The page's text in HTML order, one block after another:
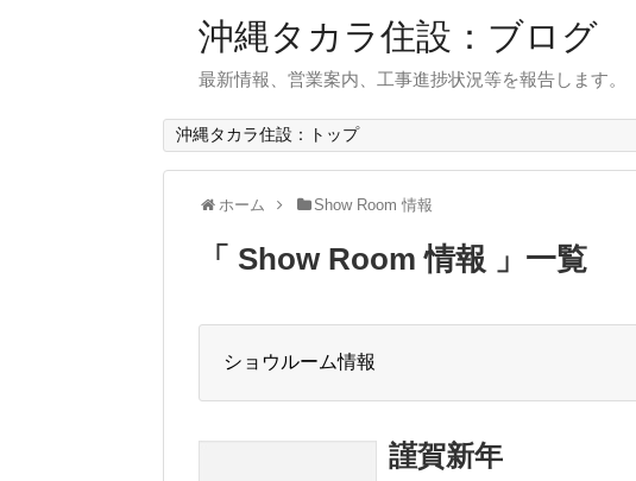
沖縄タカラ住設：ブログ
最新情報、営業案内、工事進捗状況等を報告します。
沖縄タカラ住設：トップ
ホーム Show Room 情報
「 Show Room 情報 」一覧
ショウルーム情報
謹賀新年